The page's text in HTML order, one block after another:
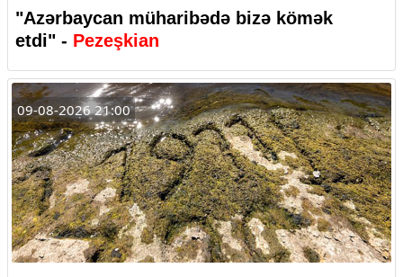
"Azərbaycan müharibədə bizə kömək
etdi" - Pezeşkian
09-08-2026 21:00